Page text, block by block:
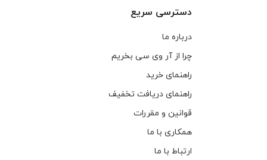
دسترسی سریع
درباره ما
چرا از آر وی سی بخریم
راهنمای خرید
راهنمای دریافت تخفیف
قوانین و مقررات
همکاری با ما
ارتباط با ما